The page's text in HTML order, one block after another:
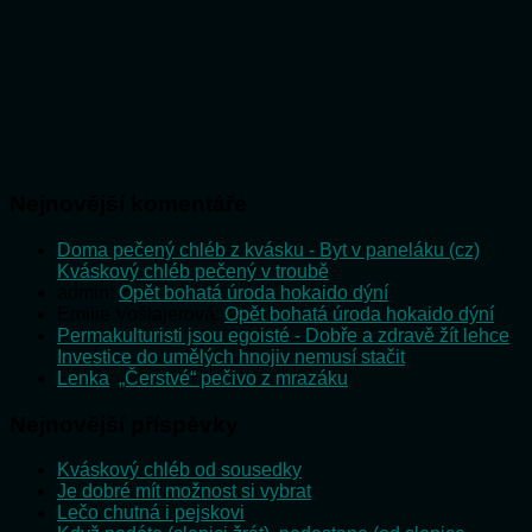
Doma pečený chléb z kvásku - Byt v paneláku (cz)
Kváskový chléb pečený v troubě
Opět bohatá úroda hokaido dýní
Opět bohatá úroda hokaido dýní
Permakulturisti jsou egoisté - Dobře a zdravě žít lehce
Investice do umělých hnojiv nemusí stačit
Lenka „Čerstvé“ pečivo z mrazáku
Kváskový chléb od sousedky
Je dobré mít možnost si vybrat
Lečo chutná i pejskovi